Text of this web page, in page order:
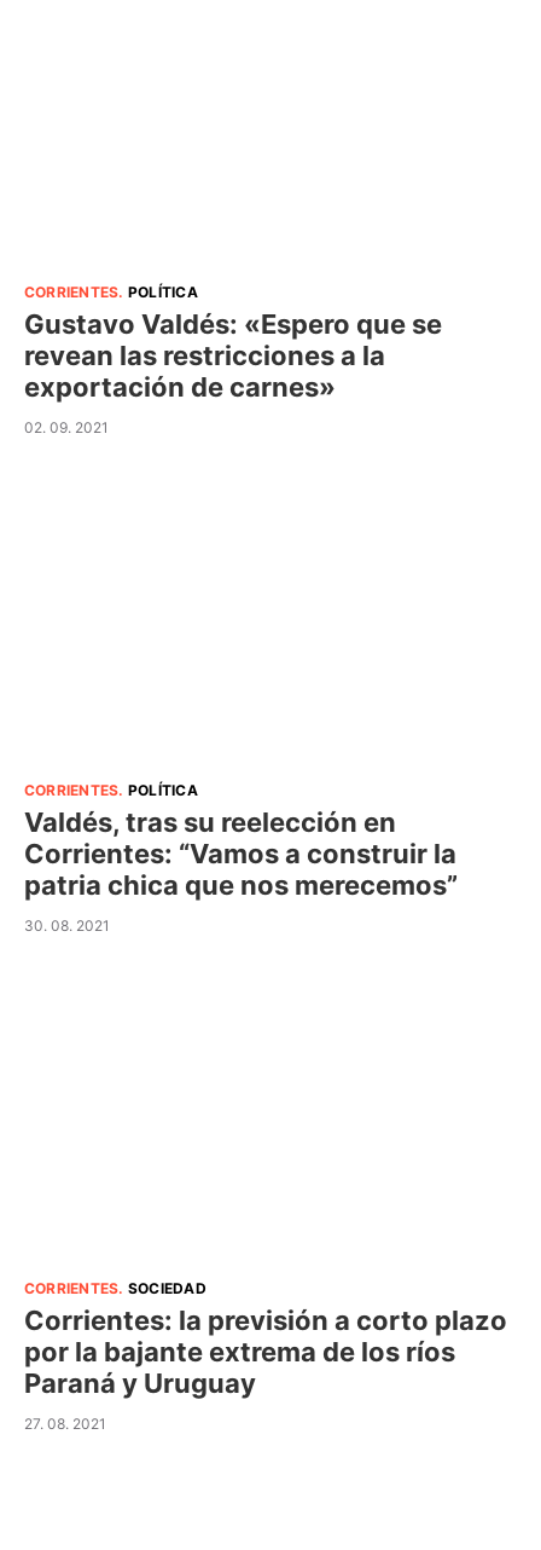
CORRIENTES. POLÍTICA
Gustavo Valdés: «Espero que se
revean las restricciones a la
exportación de carnes»
02. 09. 2021
CORRIENTES. POLÍTICA
Valdés, tras su reelección en
Corrientes: “Vamos a construir la
patria chica que nos merecemos”
30. 08. 2021
CORRIENTES. SOCIEDAD
Corrientes: la previsión a corto plazo
por la bajante extrema de los ríos
Paraná y Uruguay
27. 08. 2021